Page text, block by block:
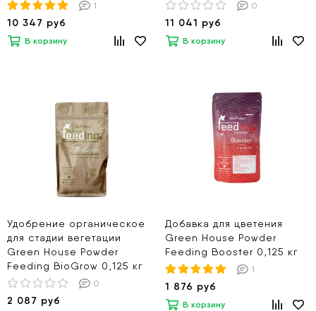
1
10 347 руб
В корзину
0
11 041 руб
В корзину
Удобрение органическое
для стадии вегетации
Green House Powder
Feeding BioGrow 0,125 кг
0
2 087 руб
Добавка для цветения
Green House Powder
Feeding Booster 0,125 кг
1
1 876 руб
В корзину